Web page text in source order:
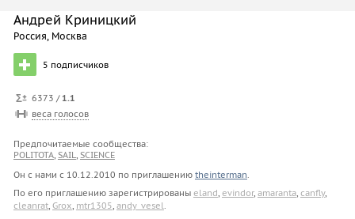
старом Дёрти. Внезапные ссылки на мои сайты
моё хобби — парус.
Андрей Криницкий
Россия, Москва
5 подписчиков
6373 / 1.1
веса голосов
Предпочитаемые сообщества:
POLITOTA, SAIL, SCIENCE
Он с нами с 10.12.2010 по приглашению theinterman.
По его приглашению зарегистрированы eland, evindor, amaranta, canfly,
cleanrat, Grox, mtr1305, andy_vesel.